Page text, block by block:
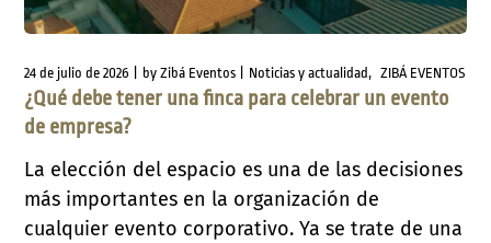
24 de julio de 2026 byZibá Eventos Noticias y actualidad ZIBÁ EVENTOS
¿Qué debe tener una finca para celebrar un evento
de empresa?
La elección del espacio es una de las decisiones
más importantes en la organización de
cualquier evento corporativo. Ya se trate de una